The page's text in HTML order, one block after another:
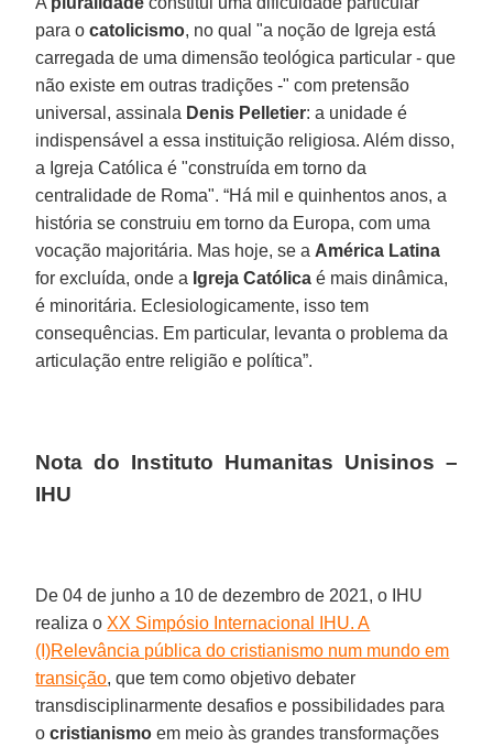
para ocatolicismo, no qual "a noção de Igreja está
carregada de uma dimensão teológica particular - que
não existe em outras tradições -" com pretensão
universal, assinala Denis Pelletier: a unidade é
indispensável a essa instituição religiosa. Além disso,
a Igreja Católica é "construída em torno da
centralidade de Roma". “Há mil e quinhentos anos, a
história se construiu em torno da Europa, com uma
vocação majoritária. Mas hoje, se a América Latina
for excluída, onde a Igreja Católica é mais dinâmica,
é minoritária. Eclesiologicamente, isso tem
consequências. Em particular, levanta o problema da
articulação entre religião e política”.
Nota do Instituto Humanitas Unisinos –
IHU
De 04 de junho a 10 de dezembro de 2021, o IHU
realiza o XX Simpósio Internacional IHU. A
(I)Relevância pública do cristianismo num mundo em
transição, que tem como objetivo debater
transdisciplinarmente desafios e possibilidades para
ocristianismo em meio às grandes transformações